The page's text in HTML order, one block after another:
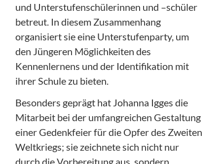
und Unterstufenschülerinnen und –schüler
betreut. In diesem Zusammenhang
organisiert sie eine Unterstufenparty, um
den Jüngeren Möglichkeiten des
Kennenlernens und der Identifikation mit
ihrer Schule zu bieten.
Besonders geprägt hat Johanna Igges die
Mitarbeit bei der umfangreichen Gestaltung
einer Gedenkfeier für die Opfer des Zweiten
Weltkriegs; sie zeichnete sich nicht nur
durch die Vorbereitung aus, sondern